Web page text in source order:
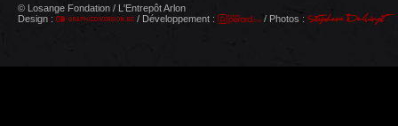
© Losange Fondation / L'Entrepôt Arlon
Design :
/ Développement : / Photos :